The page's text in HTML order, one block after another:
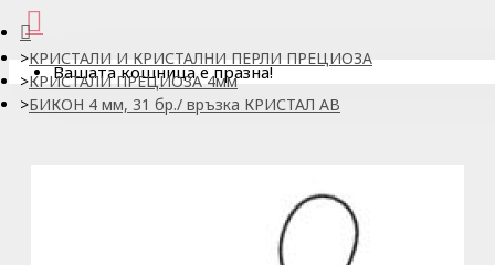
Вашата кошница е празна!
КРИСТАЛИ И КРИСТАЛНИ ПЕРЛИ ПРЕЦИОЗА
КРИСТАЛИ ПРЕЦИОЗА 4мм
БИКОН 4 мм, 31 бр./ връзка КРИСТАЛ AB